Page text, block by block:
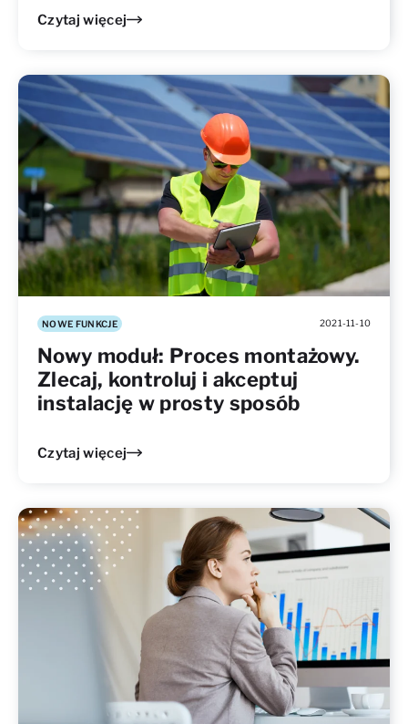
Czytaj więcej
NOWE FUNKCJE 2021-11-10
Nowy moduł: Proces montażowy.
Zlecaj, kontroluj i akceptuj
instalację w prosty sposób
Czytaj więcej